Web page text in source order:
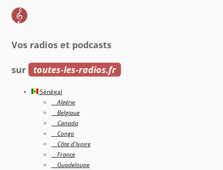
Vos radios et podcasts
sur toutes-les-radios.fr
Sénégal
Algérie
Belgique
Canada
Congo
Côte d'Ivoire
France
Guadeloupe